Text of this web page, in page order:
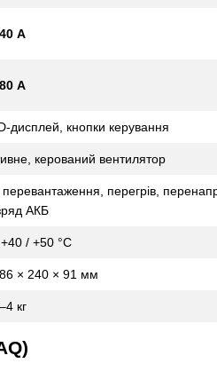
40 A
80 A
дисплей, кнопки керування
керований вентилятор
перегрів,
АКБ
/ +50 °C
× 240 × 91 мм
кг